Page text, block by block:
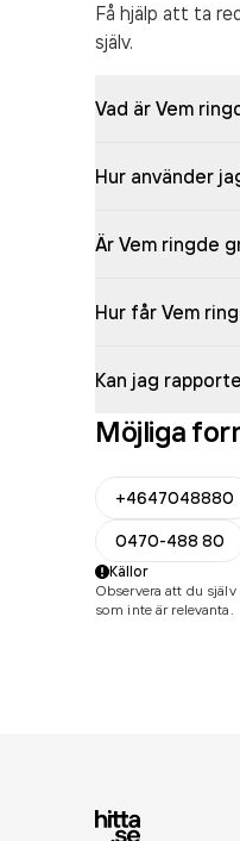
Få hjälp att ta
själv.
Vad är Vem
Hur använder
Är Vem ringde
Hur får Vem
Kan jag
Möjliga
+4647048880
0470-488 80
Källor
Observera att du
som inte är relevanta.